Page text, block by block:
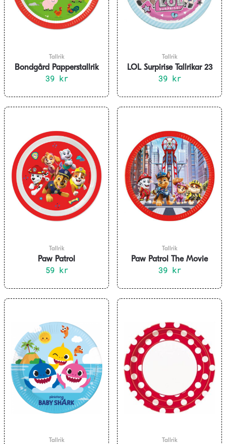
Tallrik
Bondgård Papperstallrik
23 cm 8-pack
39 kr
Tallrik
LOL Surpirise Tallrikar 23
cm 8-pack
39 kr
Tallrik
Paw Patrol
Räddningshjältar
59 kr
Tallrik
Paw Patrol The Movie
Tallrikar 23 cm 8-pack
39 kr
Tallrik Tallrik